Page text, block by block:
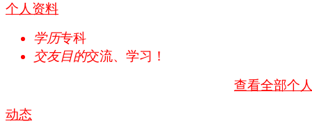
个人资料
学历专科
交友目的交流、学习！
查看全部个
动态